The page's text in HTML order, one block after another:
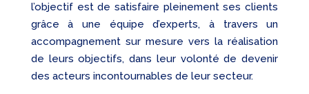
Audit
l’objectif est de satisfaire pleinement ses clients
grâce à une équipe d’experts, à travers un
accompagnement sur mesure vers la réalisation
de leurs objectifs, dans leur volonté de devenir
des acteurs incontournables de leur secteur.